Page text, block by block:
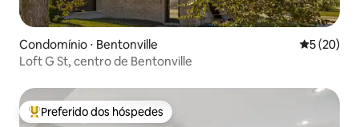
Condomínio ⋅ Bentonville 5 de uma
5 (20)
Loft G St, centro de Bentonville
Entre os melhores preferidos dos hóspedes
Preferido dos hóspedes